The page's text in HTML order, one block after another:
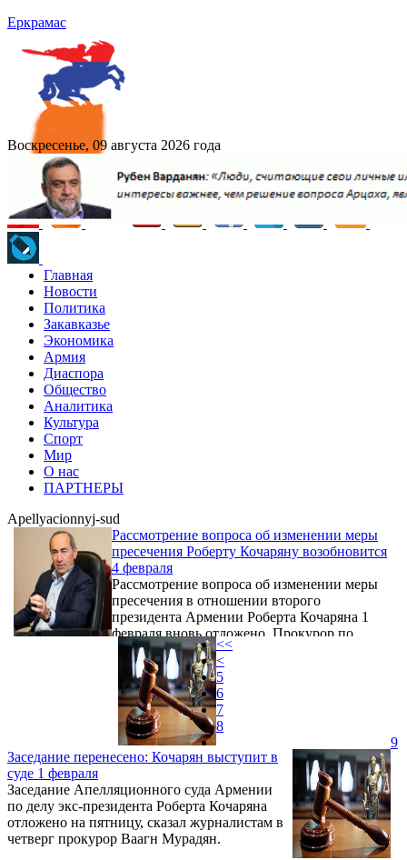
Еркрамас
Воскресенье, 09 августа 2026 года
Главная
Новости
Политика
Закавказье
Экономика
Армия
Диаспора
Общество
Аналитика
Культура
Спорт
Мир
О нас
ПАРТНЕРЫ
Apellyacionnyj-sud
Рассмотрение вопроса об изменении меры
пресечения Роберту Кочаряну возобновится
4 февраля
Рассмотрение вопроса об изменении меры
пресечения в отношении второго
президента Армении Роберта Кочаряна 1
февраля вновь отложено. Прокурор по
данному делу Ваагн Мурадян в беседе с
журналистами заявил о том, что сторона
защиты полностью представила свою
жалобу, после чего выступил и сам Кочарян.
Заседание перенесено: Кочарян выступит в
суде 1 февраля
Заседание Апелляционного суда Армении
по делу экс-президента Роберта Кочаряна
отложено на пятницу, сказал журналистам в
четверг прокурор Ваагн Мурадян.
<<
<
5
6
7
8
9